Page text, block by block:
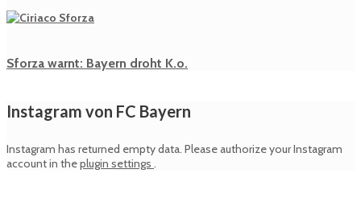
Sforza warnt: Bayern droht K.o.
Instagram von FC Bayern
Instagram has returned empty data. Please authorize your Instagram
account in theplugin settings .